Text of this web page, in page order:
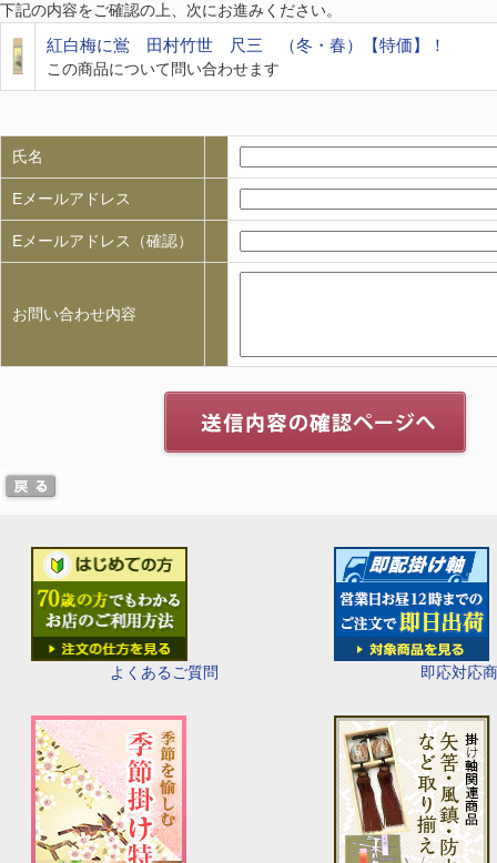
よくあるご質問 即応対応
下記の内容をご確認の上、次にお進みください。
紅白梅に鴬 田村竹世 尺三 （冬・春）【特価】！
この商品について問い合わせます
氏名
Eメールアドレス
Eメールアドレス（確認）
お問い合わせ内容